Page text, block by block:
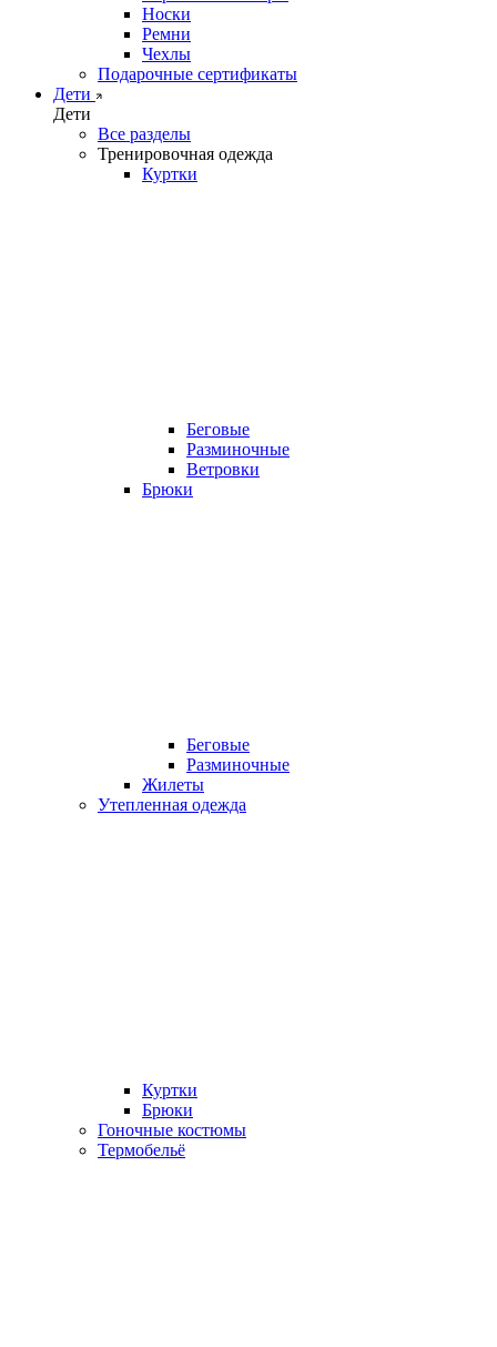
Носки
Ремни
Чехлы
Подарочные сертификаты
Дети
Дети
Все разделы
Тренировочная одежда
Куртки
Беговые
Разминочные
Ветровки
Брюки
Беговые
Разминочные
Жилеты
Утепленная одежда
Куртки
Брюки
Гоночные костюмы
Термобельё